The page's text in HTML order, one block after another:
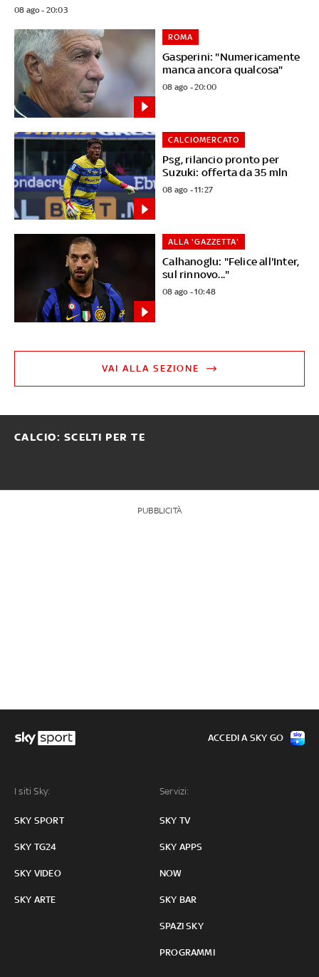
08 ago - 20:03
Gasperini: "Numericamente
manca ancora qualcosa"
ROMA
08 ago - 20:00
Psg, rilancio pronto per
Suzuki: offerta da 35 mln
CALCIOMERCATO
08 ago - 11:27
Calhanoglu: "Felice all'Inter,
sul rinnovo..."
ALLA 'GAZZETTA'
08 ago - 10:48
VAI ALLA SEZIONE
CALCIO: SCELTI PER TE
PUBBLICITÀ
I siti Sky:
SKY SPORT
SKY TG24
SKY VIDEO
SKY ARTE
Servizi:
SKY TV
SKY APPS
NOW
SKY BAR
SPAZI SKY
PROGRAMMI
ACCEDI A SKY GO